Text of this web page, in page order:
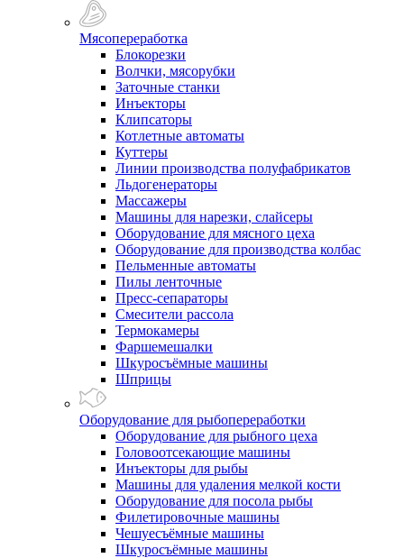
Мясопереработка
Блокорезки
Волчки, мясорубки
Заточные станки
Инъекторы
Клипсаторы
Котлетные автоматы
Куттеры
Линии производства полуфабрикатов
Льдогенераторы
Массажеры
Машины для нарезки, слайсеры
Оборудование для мясного цеха
Оборудование для производства колбас
Пельменные автоматы
Пилы ленточные
Пресс-сепараторы
Смесители рассола
Термокамеры
Фаршемешалки
Шкуросъёмные машины
Шприцы
Оборудование для рыбопереработки
Оборудование для рыбного цеха
Головоотсекающие машины
Инъекторы для рыбы
Машины для удаления мелкой кости
Оборудование для посола рыбы
Филетировочные машины
Чешуесъёмные машины
Шкуросъёмные машины